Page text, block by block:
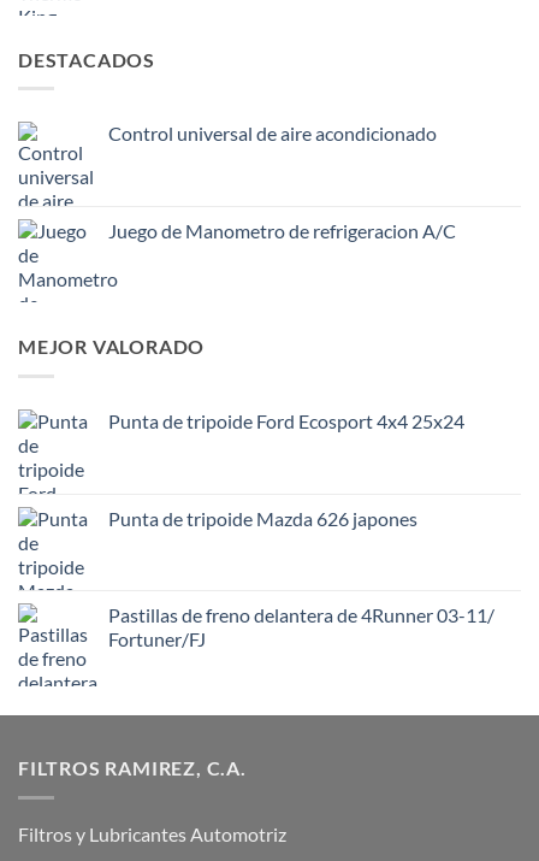
DESTACADOS
Control universal de aire acondicionado
Juego de Manometro de refrigeracion A/C
MEJOR VALORADO
Punta de tripoide Ford Ecosport 4x4 25x24
Punta de tripoide Mazda 626 japones
Pastillas de freno delantera de 4Runner 03-11/
Fortuner/FJ
FILTROS RAMIREZ, C.A.
Filtros y Lubricantes Automotriz